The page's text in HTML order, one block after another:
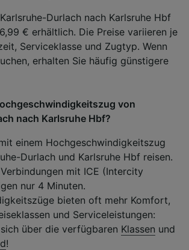
Durlach nach Karlsruhe Hbf
€ erhältlich. Die Preise variieren je
Serviceklasse und Zugtyp. Wenn
erhalten Sie häufig günstigere
von
nach Karlsruhe Hbf?
einem Hochgeschwindigkeitszug
Durlach und Karlsruhe Hbf reisen.
mit ICE (Intercity
nur 4 Minuten.
bieten oft mehr Komfort,
und Serviceleistungen:
über die verfügbaren Klassen und
!